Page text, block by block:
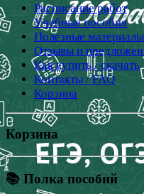
Расписание работ
Учебные пособия
Полезные материалы
Отзывы и
Как купить / скачать
Контакты / FAQ
Корзина
Корзина
📚 Полка пособий